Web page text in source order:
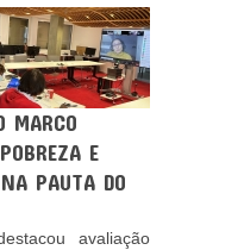
MARCO
E
NA PAUTA DO
avaliação